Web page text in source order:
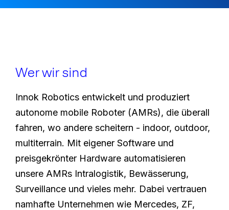
Wer wir sind
Innok Robotics entwickelt und produziert
autonome mobile Roboter (AMRs), die überall
fahren, wo andere scheitern - indoor, outdoor,
multiterrain. Mit eigener Software und
preisgekrönter Hardware automatisieren
unsere AMRs Intralogistik, Bewässerung,
Surveillance und vieles mehr. Dabei vertrauen
namhafte Unternehmen wie Mercedes, ZF,